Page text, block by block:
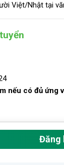
Việt/Nhật tại
nếu có đủ ứng
Đăng